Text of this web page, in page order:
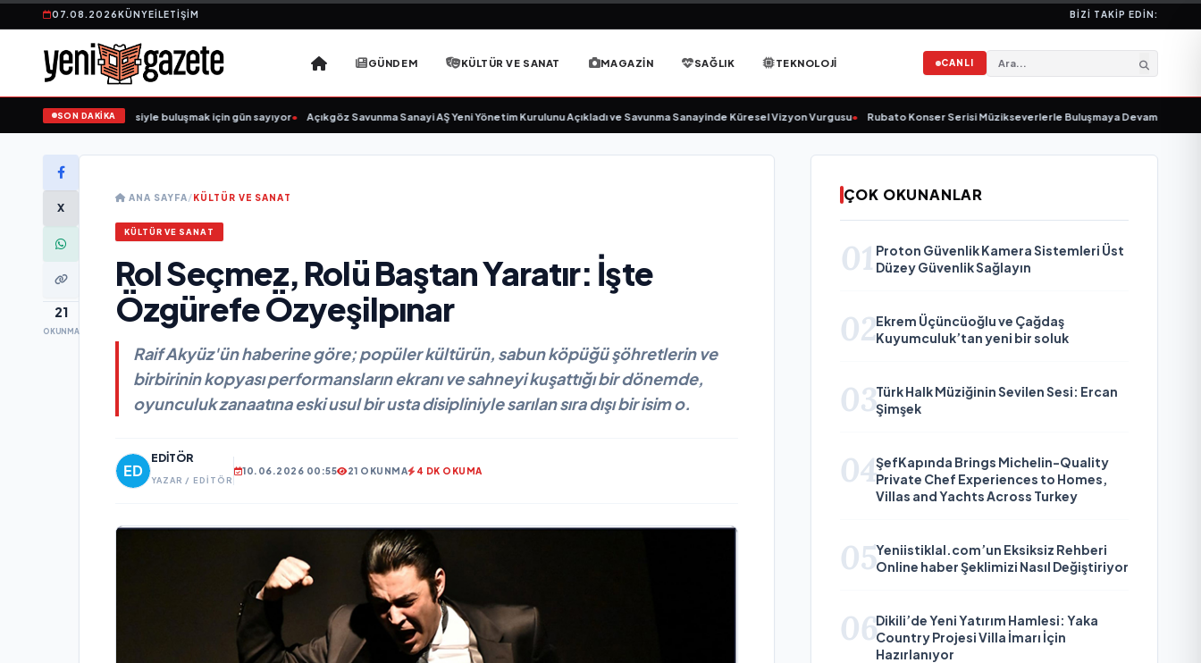
07.08.2026KÜNYEİLETIŞIM BIZI TAKIP EDIN:
GÜNDEM KÜLTÜR VE SANAT MAGAZIN SAĞLIK TEKNOLOJI CANLI
SON DAKİKA
Şarkıcısı” seyircisiyle buluşmak için gün sayıyor• Açıkgöz Savunma Sanayi AŞ Yeni Yönetim Kurulunu Açıkladı ve Savunma Sanayinde Küresel Vizyon Vurgusu• Rubato Konser Serisi Müzikseverlerle Buluşmaya Devam Ediyor
X
21
OKUNMA
ANA SAYFA/KÜLTÜR VE SANAT
KÜLTÜR VE SANAT
Rol Seçmez, Rolü Baştan Yaratır: İşte
Özgürefe Özyeşilpınar
Raif Akyüz'ün haberine göre; popüler kültürün, sabun köpüğü şöhretlerin ve
birbirinin kopyası performansların ekranı ve sahneyi kuşattığı bir dönemde,
oyunculuk zanaatına eski usul bir usta disipliniyle sarılan sıra dışı bir isim o.
EDITÖR
YAZAR / EDITÖR
10.06.2026 00:55 21 OKUNMA 4 DK OKUMA
ÇOK OKUNANLAR
01 Proton Güvenlik Kamera Sistemleri Üst
Düzey Güvenlik Sağlayın
02Ekrem Üçüncüoğlu ve Çağdaş
Kuyumculuk’tan yeni bir soluk
03Türk Halk Müziğinin Sevilen Sesi: Ercan
Şimşek
04ŞefKapında Brings Michelin-Quality
Private Chef Experiences to Homes,
Villas and Yachts Across Turkey
05Yeniistiklal.com’un Eksiksiz Rehberi
Online haber Şeklimizi Nasıl Değiştiriyor
06Dikili’de Yeni Yatırım Hamlesi: Yaka
Country Projesi Villa İmarı İçin
Hazırlanıyor